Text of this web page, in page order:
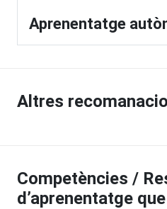
Aprenentatge
Altres
Competències /
d’aprenentatge